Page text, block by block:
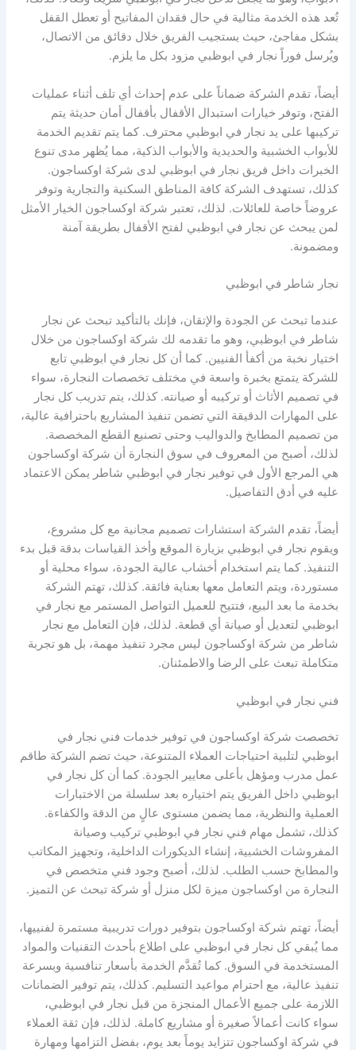
تُعد هذه الخدمة مثالية في حال فقدان المفاتيح أو تعطل القفل
بشكل مفاجئ، حيث يستجيب الفريق خلال دقائق من الاتصال،
ويُرسل فوراً نجار في ابوظبي مزود بكل ما يلزم.
أيضاً، تقدم الشركة ضماناً على عدم إحداث أي تلف أثناء عمليات
الفتح، وتوفر خيارات استبدال الأقفال بأقفال أمان حديثة يتم
تركيبها على يد نجار في ابوظبي محترف. كما يتم تقديم الخدمة
للأبواب الخشبية والحديدية والأبواب الذكية، مما يُظهر مدى تنوع
الخبرات داخل فريق نجار في ابوظبي لدى شركة اوكساجون.
كذلك، تستهدف الشركة كافة المناطق السكنية والتجارية وتوفر
عروضاً خاصة للعائلات. لذلك، تعتبر شركة اوكساجون الخيار الأمثل
لمن يبحث عن نجار في ابوظبي لفتح الأقفال بطريقة آمنة
ومضمونة.
نجار شاطر في ابوظبي
عندما تبحث عن الجودة والإتقان، فإنك بالتأكيد تبحث عن نجار
شاطر في ابوظبي، وهو ما تقدمه لك شركة اوكساجون من خلال
اختيار نخبة من أكفأ الفنيين. كما أن كل نجار في ابوظبي تابع
للشركة يتمتع بخبرة واسعة في مختلف تخصصات النجارة، سواء
في تصميم الأثاث أو تركيبه أو صيانته. كذلك، يتم تدريب كل نجار
على المهارات الدقيقة التي تضمن تنفيذ المشاريع باحترافية عالية،
من تصميم المطابخ والدواليب وحتى تصنيع القطع المخصصة.
لذلك، أصبح من المعروف في سوق النجارة أن شركة اوكساجون
هي المرجع الأول في توفير نجار في ابوظبي شاطر يمكن الاعتماد
عليه في أدق التفاصيل.
أيضاً، تقدم الشركة استشارات تصميم مجانية مع كل مشروع،
ويقوم نجار في ابوظبي بزيارة الموقع وأخذ القياسات بدقة قبل بدء
التنفيذ. كما يتم استخدام أخشاب عالية الجودة، سواء محلية أو
مستوردة، ويتم التعامل معها بعناية فائقة. كذلك، تهتم الشركة
بخدمة ما بعد البيع، فتتيح للعميل التواصل المستمر مع نجار في
ابوظبي لتعديل أو صيانة أي قطعة. لذلك، فإن التعامل مع نجار
شاطر من شركة اوكساجون ليس مجرد تنفيذ مهمة، بل هو تجربة
متكاملة تبعث على الرضا والاطمئنان.
فني نجار في ابوظبي
تخصصت شركة اوكساجون في توفير خدمات فني نجار في
ابوظبي لتلبية احتياجات العملاء المتنوعة، حيث تضم الشركة طاقم
عمل مدرب ومؤهل بأعلى معايير الجودة. كما أن كل نجار في
ابوظبي داخل الفريق يتم اختياره بعد سلسلة من الاختبارات
العملية والنظرية، مما يضمن مستوى عالٍ من الدقة والكفاءة.
كذلك، تشمل مهام فني نجار في ابوظبي تركيب وصيانة
المفروشات الخشبية، إنشاء الديكورات الداخلية، وتجهيز المكاتب
والمطابخ حسب الطلب. لذلك، أصبح وجود فني متخصص في
النجارة من اوكساجون ميزة لكل منزل أو شركة تبحث عن التميز.
أيضاً، تهتم شركة اوكساجون بتوفير دورات تدريبية مستمرة لفنييها،
مما يُبقي كل نجار في ابوظبي على اطلاع بأحدث التقنيات والمواد
المستخدمة في السوق. كما تُقدَّم الخدمة بأسعار تنافسية وبسرعة
تنفيذ عالية، مع احترام مواعيد التسليم. كذلك، يتم توفير الضمانات
اللازمة على جميع الأعمال المنجزة من قبل نجار في ابوظبي،
سواء كانت أعمالاً صغيرة أو مشاريع كاملة. لذلك، فإن ثقة العملاء
في شركة اوكساجون تتزايد يوماً بعد يوم، بفضل التزامها ومهارة